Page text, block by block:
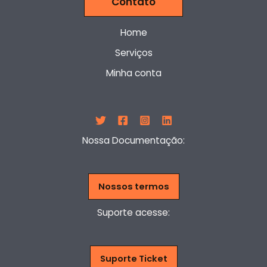
Home
Serviços
Minha conta
Nossa Documentação:
Nossos termos
Suporte acesse:
Suporte Ticket